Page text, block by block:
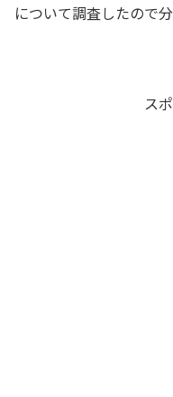
について調査したので
ス